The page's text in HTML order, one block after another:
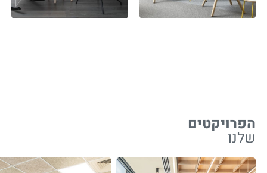
הפרויקטים
שלנו